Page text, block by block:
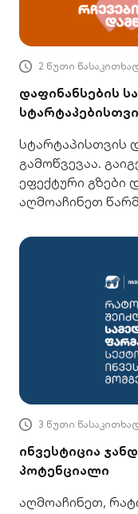
2 წუთი
დაფინანსების
სტარტაპისთვის
გამოწვევაა.
ეფექტური გზები
აღმოაჩინეთ
3 წუთი
ინვესტიცია
პოტენციალი
აღმოაჩინეთ,